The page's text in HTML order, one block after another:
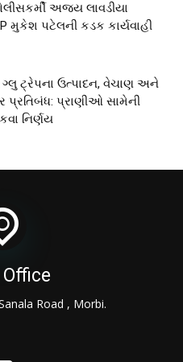
અજય લાવડીયા
મુકેશ પટેલની કડક કાર્યવાહી
ગ્લુ ટ્રેપના ઉત્પાદન, વેચાણ અને
પ્રતિબંધ: પ્રાણીઓ સામેની
નિર્ણય
Road , Morbi.